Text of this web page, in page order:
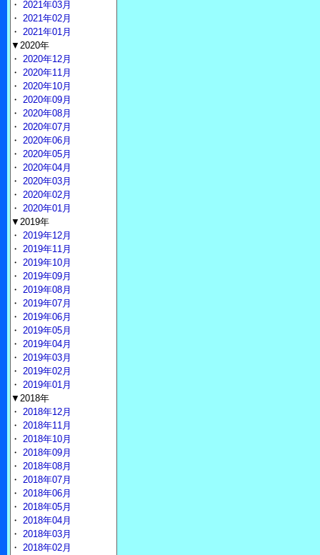
・ 2021年03月
・ 2021年02月
・ 2021年01月
▼2020年
・ 2020年12月
・ 2020年11月
・ 2020年10月
・ 2020年09月
・ 2020年08月
・ 2020年07月
・ 2020年06月
・ 2020年05月
・ 2020年04月
・ 2020年03月
・ 2020年02月
・ 2020年01月
▼2019年
・ 2019年12月
・ 2019年11月
・ 2019年10月
・ 2019年09月
・ 2019年08月
・ 2019年07月
・ 2019年06月
・ 2019年05月
・ 2019年04月
・ 2019年03月
・ 2019年02月
・ 2019年01月
▼2018年
・ 2018年12月
・ 2018年11月
・ 2018年10月
・ 2018年09月
・ 2018年08月
・ 2018年07月
・ 2018年06月
・ 2018年05月
・ 2018年04月
・ 2018年03月
・ 2018年02月